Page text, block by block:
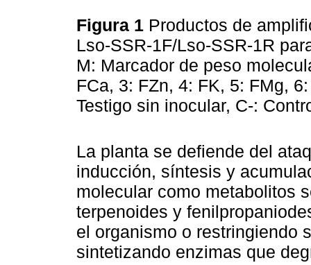
Figura 1 Productos de
Lso-SSR-1F/Lso-SSR-1R
M: Marcador de peso
FCa, 3: FZn, 4: FK, 5: FMg,
Testigo sin inocular, C-:
La planta se defiende del
inducción, síntesis y
molecular como metabolitos
terpenoides y
el organismo o restringiendo
sintetizando enzimas que